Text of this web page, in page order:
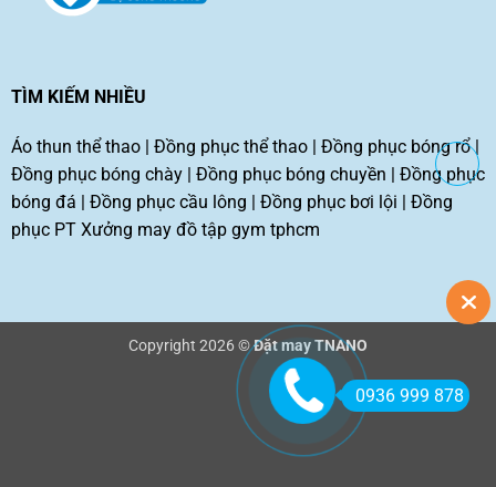
TÌM KIẾM NHIỀU
Áo thun thể thao| Đồng phục thể thao| Đồng phục bóng rổ|
Đồng phục bóng chày| Đồng phục bóng chuyền
Đồng phục
bóng đá
Đồng phục cầu lông Đồng phục bơi lội
Đồng
phục PT Xưởng may đồ tập gym tphcm
Copyright 2026 ©Đặt may TNANO
0936 999 878